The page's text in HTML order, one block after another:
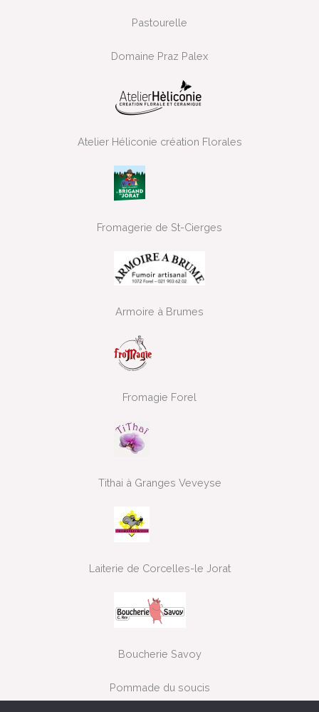
Pastourelle
Domaine Praz Palex
Atelier Héliconie création Florales
Fromagerie de St-Cierges
Armoire à Brumes
Fromagie Forel
Tithai à Granges Veveyse
Laiterie de Corcelles-le Jorat
Boucherie Savoy
Pommade du soucis